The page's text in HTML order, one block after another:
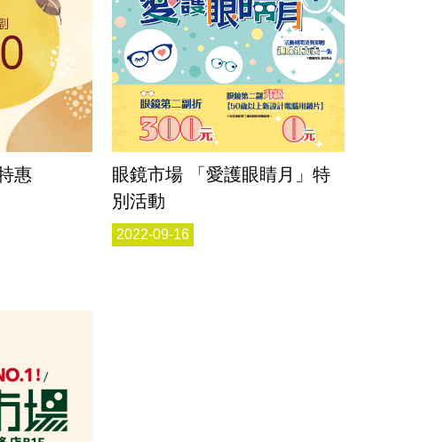
惠
眼鏡市場 「愛護眼睛月」特
別活動
2022-09-16